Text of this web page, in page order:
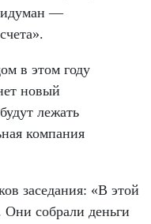
—
в этом году
новый
лежать
компания
заседания: «В этой
Они собрали деньги